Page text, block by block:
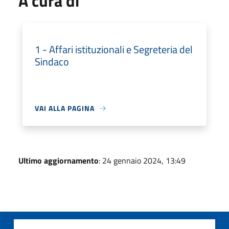
1 - Affari istituzionali e Segreteria del
Sindaco
VAI ALLA PAGINA
Ultimo aggiornamento: 24 gennaio 2024, 13:49